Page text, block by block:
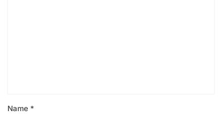
Name *